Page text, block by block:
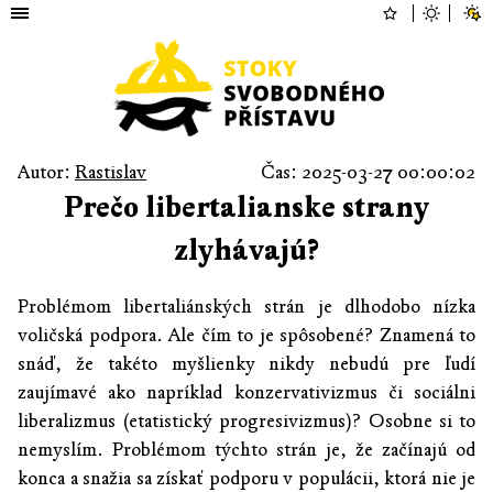
Autor: Rastislav Čas: 2025-03-27 00:00:02
Prečo libertalianske strany
zlyhávajú?
Problémom libertaliánských strán je dlhodobo nízka
voličská podpora. Ale čím to je spôsobené? Znamená to
snáď, že takéto myšlienky nikdy nebudú pre ľudí
zaujímavé ako napríklad konzervativizmus či sociálni
liberalizmus (etatistický progresivizmus)? Osobne si to
nemyslím. Problémom týchto strán je, že začínajú od
konca a snažia sa získať podporu v populácii, ktorá nie je